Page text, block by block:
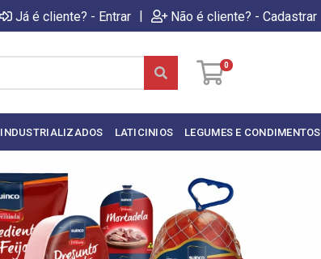
Já é cliente? - Entrar | Não é cliente? - Cadastrar
0
INDUSTRIALIZADOS LATICINIOS LEGUMES E CONDIMENTOS